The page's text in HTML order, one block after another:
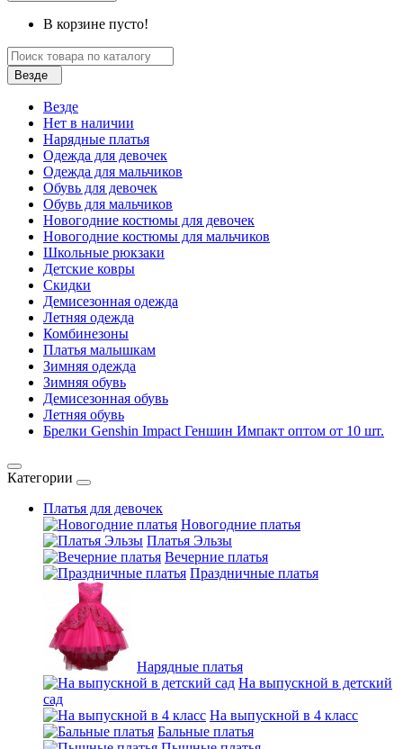
В корзине пусто!
Везде
Везде
Нет в наличии
Нарядные платья
Одежда для девочек
Одежда для мальчиков
Обувь для девочек
Обувь для мальчиков
Новогодние костюмы для девочек
Новогодние костюмы для мальчиков
Школьные рюкзаки
Детские ковры
Скидки
Демисезонная одежда
Летняя одежда
Комбинезоны
Платья малышкам
Зимняя одежда
Зимняя обувь
Демисезонная обувь
Летняя обувь
Брелки Genshin Impact Геншин Импакт оптом от 10 шт.
Категории
Платья для девочек
Новогодние платья
Платья Эльзы
Вечерние платья
Праздничные платья
Нарядные платья
На выпускной в детский
сад
На выпускной в 4 класс
Бальные платья